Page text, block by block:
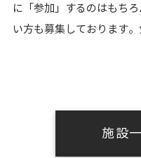
に「参加」するのはもち
い方も募集しております
施設